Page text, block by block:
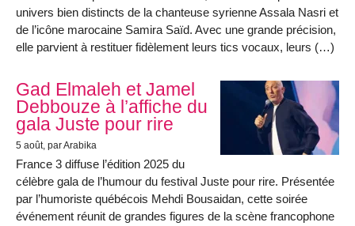
univers bien distincts de la chanteuse syrienne Assala Nasri et
de l’icône marocaine Samira Saïd. Avec une grande précision,
elle parvient à restituer fidèlement leurs tics vocaux, leurs (…)
Gad Elmaleh et Jamel
Debbouze à l’affiche du
gala Juste pour rire
5 août, par Arabika
France 3 diffuse l’édition 2025 du
célèbre gala de l’humour du festival Juste pour rire. Présentée
par l’humoriste québécois Mehdi Bousaidan, cette soirée
événement réunit de grandes figures de la scène francophone